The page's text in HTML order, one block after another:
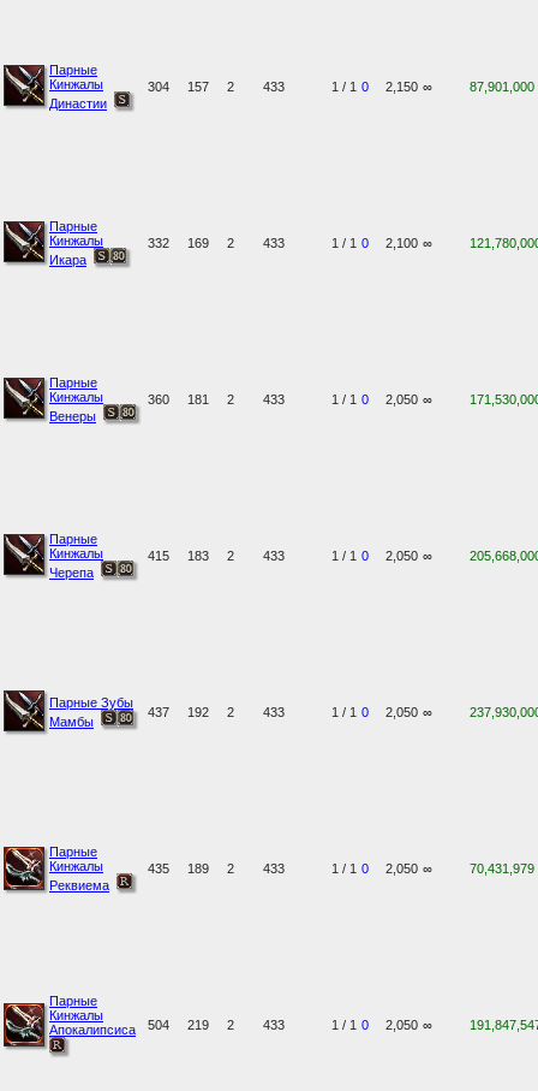
Парные
Кинжалы
Династии
304 157 2 433 1 / 1 0 2,150 ∞ 87,901,000
Парные
Кинжалы
Икара
332 169 2 433 1 / 1 0 2,100 ∞
Парные
Кинжалы
Венеры
360 181 2 433 1 / 1 0 2,050 ∞
Парные
Кинжалы
Черепа
415 183 2 433 1 / 1 0 2,050 ∞
Парные Зубы
Мамбы
437 192 2 433 1 / 1 0 2,050 ∞
Парные
Кинжалы
Реквиема
435 189 2 433 1 / 1 0 2,050 ∞ 70,431,979
Парные
Кинжалы
Апокалипсиса
504 219 2 433 1 / 1 0 2,050 ∞